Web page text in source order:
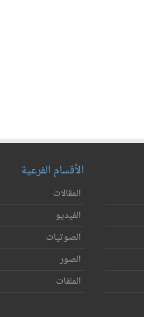
الأقسام الفرعية
المقالات
الفيديو
الصوتيات
الصور
الملفات